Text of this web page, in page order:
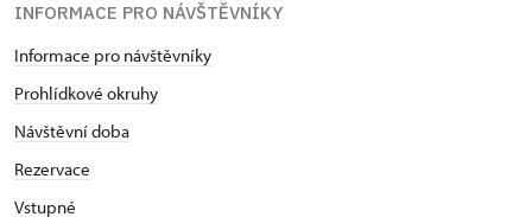
INFORMACE PRO NÁVŠTĚVNÍKY
Informace pro návštěvníky
Prohlídkové okruhy
Návštěvní doba
Rezervace
Vstupné